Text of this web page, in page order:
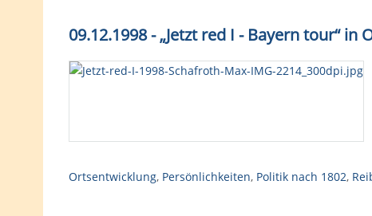
09.12.1998 - „Jetzt red I - Bayern tour“ in
Ortsentwicklung, Persönlichkeiten, Politik nach 1802,